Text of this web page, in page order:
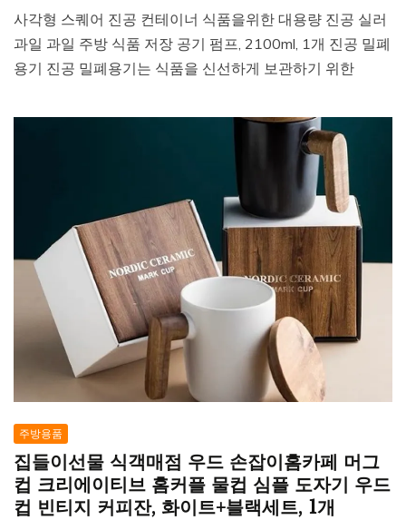
사각형 스퀘어 진공 컨테이너 식품을위한 대용량 진공 실러
과일 과일 주방 식품 저장 공기 펌프, 2100ml, 1개 진공 밀폐
용기 진공 밀폐용기는 식품을 신선하게 보관하기 위한
주방용품
집들이선물 식객매점 우드 손잡이홈카페 머그
컵 크리에이티브 홈커플 물컵 심플 도자기 우드
컵 빈티지 커피잔, 화이트+블랙세트, 1개